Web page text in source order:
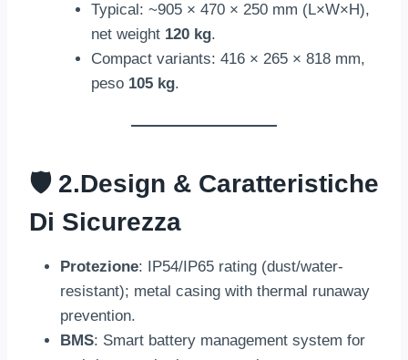
Typical: ~905 × 470 × 250 mm (L×W×H),
net weight 120 kg.
Compact variants: 416 × 265 × 818 mm,
peso 105 kg.
🛡️ 2.Design & Caratteristiche
Di Sicurezza
Protezione: IP54/IP65 rating (dust/water-
resistant); metal casing with thermal runaway
prevention.
BMS: Smart battery management system for